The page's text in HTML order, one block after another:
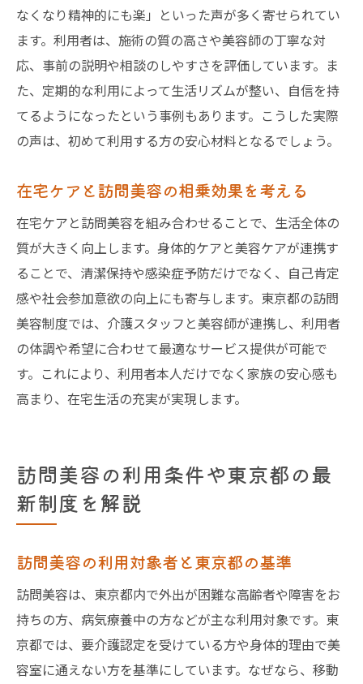
なくなり精神的にも楽」といった声が多く寄せられてい
ます。利用者は、施術の質の高さや美容師の丁寧な対
応、事前の説明や相談のしやすさを評価しています。ま
た、定期的な利用によって生活リズムが整い、自信を持
てるようになったという事例もあります。こうした実際
の声は、初めて利用する方の安心材料となるでしょう。
在宅ケアと訪問美容の相乗効果を考える
在宅ケアと訪問美容を組み合わせることで、生活全体の
質が大きく向上します。身体的ケアと美容ケアが連携す
ることで、清潔保持や感染症予防だけでなく、自己肯定
感や社会参加意欲の向上にも寄与します。東京都の訪問
美容制度では、介護スタッフと美容師が連携し、利用者
の体調や希望に合わせて最適なサービス提供が可能で
す。これにより、利用者本人だけでなく家族の安心感も
高まり、在宅生活の充実が実現します。
訪問美容の利用条件や東京都の最
新制度を解説
訪問美容の利用対象者と東京都の基準
訪問美容は、東京都内で外出が困難な高齢者や障害をお
持ちの方、病気療養中の方などが主な利用対象です。東
京都では、要介護認定を受けている方や身体的理由で美
容室に通えない方を基準にしています。なぜなら、移動